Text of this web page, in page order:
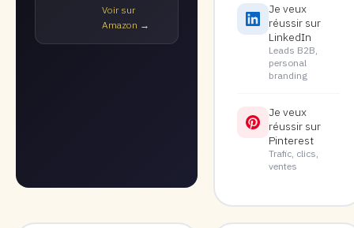
Voir sur
Amazon →
Je veux
réussir sur
LinkedIn
Leads B2B,
personal
branding
Je veux
réussir sur
Pinterest
Trafic, clics,
ventes